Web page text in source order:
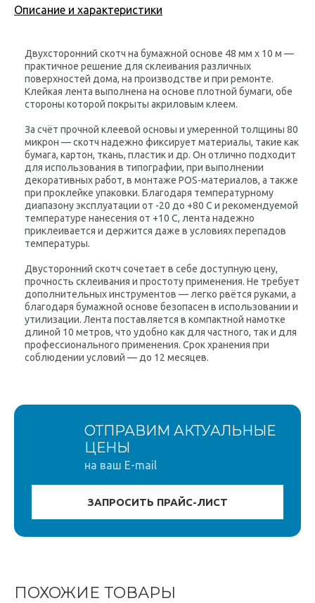
Описание и характеристики
Двухсторонний скотч на бумажной основе 48 мм х 10 м —
практичное решение для склеивания различных
поверхностей дома, на производстве и при ремонте.
Клейкая лента выполнена на основе плотной бумаги, обе
стороны которой покрыты акриловым клеем.
За счёт прочной клеевой основы и умеренной толщины 80
микрон — скотч надежно фиксирует материалы, такие как
бумага, картон, ткань, пластик и др. Он отлично подходит
для использования в типографии, при выполнении
декоративных работ, в монтаже POS-материалов, а также
при проклейке упаковки. Благодаря температурному
диапазону эксплуатации от -20 до +80 C и рекомендуемой
температуре нанесения от +10 C, лента надежно
приклеивается и держится даже в условиях перепадов
температуры.
Двусторонний скотч сочетает в себе доступную цену,
прочность склеивания и простоту применения. Не требует
дополнительных инструментов — легко рвётся руками, а
благодаря бумажной основе безопасен в использовании и
утилизации. Лента поставляется в компактной намотке
длиной 10 метров, что удобно как для частного, так и для
профессионального применения. Срок хранения при
соблюдении условий — до 12 месяцев.
ОТПРАВИМ АКТУАЛЬНЫЕ
ЦЕНЫ
на ваш E-mail
ПОХОЖИЕ ТОВАРЫ